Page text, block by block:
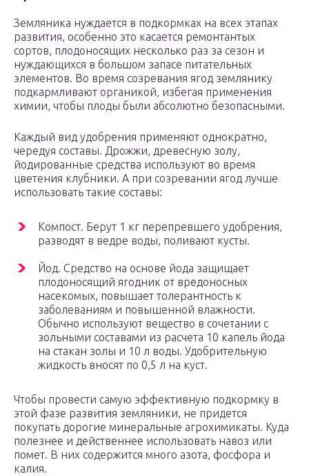
Земляника нуждается в подкормках на всех этапах
развития, особенно это касается ремонтантых
сортов, плодоносящих несколько раз за сезон и
нуждающихся в большом запасе питательных
элементов. Во время созревания ягод землянику
подкармливают органикой, избегая применения
химии, чтобы плоды были абсолютно безопасными.
Каждый вид удобрения применяют однократно,
чередуя составы. Дрожжи, древесную золу,
йодированные средства используют во время
цветения клубники. А при созревании ягод лучше
использовать такие составы:
Компост. Берут 1 кг перепревшего удобрения,
разводят в ведре воды, поливают кусты.
Йод. Средство на основе йода защищает
плодоносящий ягодник от вредоносных
насекомых, повышает толерантность к
заболеваниям и повышенной влажности.
Обычно используют вещество в сочетании с
зольными составами из расчета 10 капель йода
на стакан золы и 10 л воды. Удобрительную
жидкость вносят по 0,5 л на куст.
Чтобы провести самую эффективную подкормку в
этой фазе развития земляники, не придется
покупать дорогие минеральные агрохимикаты. Куда
полезнее и действеннее использовать навоз или
помет. В них содержится много азота, фосфора и
калия.